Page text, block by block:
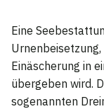
Eine
Einäscherung in
übergeben wird.
sogenannten